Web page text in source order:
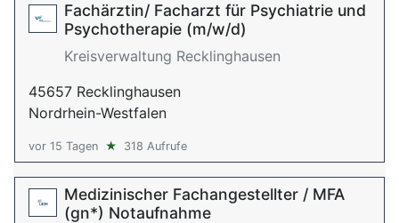
Fachärztin/ Facharzt für Psychiatrie und
Psychotherapie (m/w/d)
Kreisverwaltung Recklinghausen
45657 Recklinghausen
Nordrhein-Westfalen
vor 15 Tagen ★ 318 Aufrufe
Medizinischer Fachangestellter / MFA
(gn*) Notaufnahme